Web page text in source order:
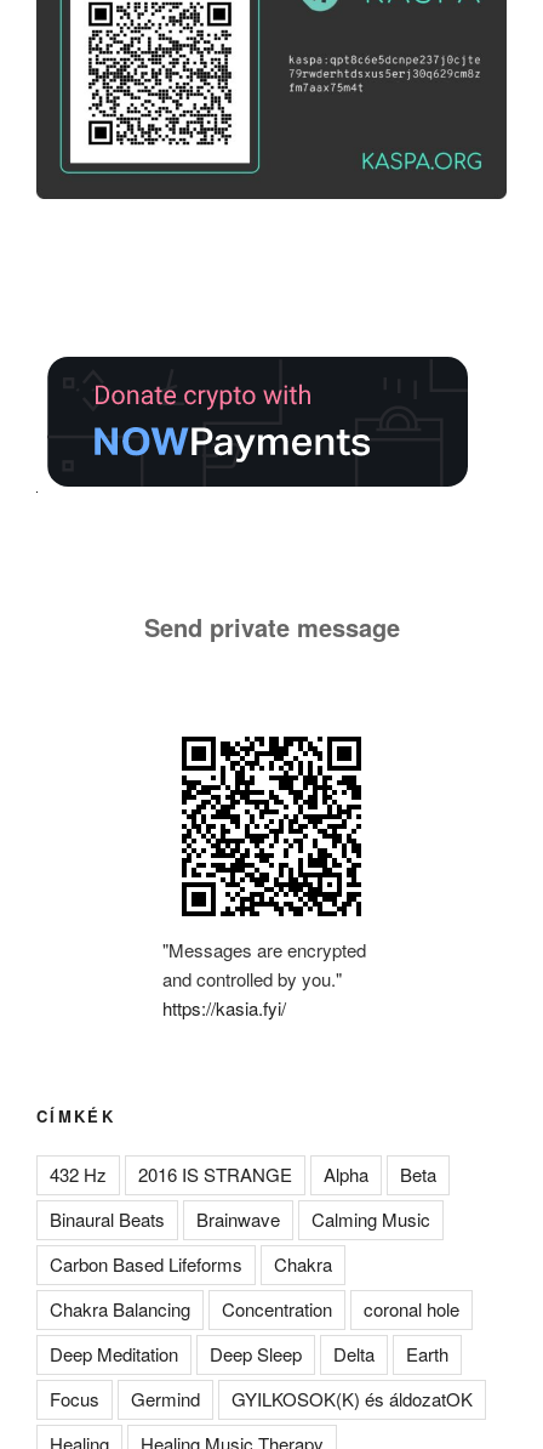
Send private message
"Messages are encrypted
and controlled by you."
https://kasia.fyi/
CÍMKÉK
432 Hz 2016 IS STRANGE Alpha
Beta
Binaural Beats
Brainwave
Calming Music
Carbon Based Lifeforms
Chakra
Chakra Balancing
Concentration
coronal hole
Deep Meditation
Deep Sleep Delta
Earth
Focus
Germind
GYILKOSOK(K) és áldozatOK